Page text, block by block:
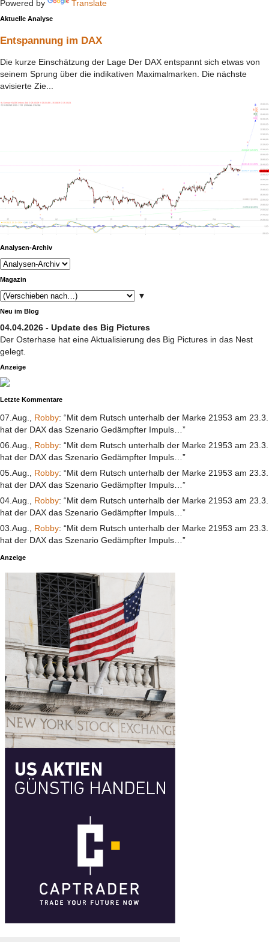
Powered by Translate
Aktuelle Analyse
Entspannung im DAX
Die kurze Einschätzung der Lage Der DAX entspannt sich etwas von
seinem Sprung über die indikativen Maximalmarken. Die nächste
avisierte Zie...
Analysen-Archiv
Magazin
▼
Neu im Blog
04.04.2026 - Update des Big Pictures
Der Osterhase hat eine Aktualisierung des Big Pictures in das Nest
gelegt.
Anzeige
Letzte Kommentare
07.Aug., Robby: “Mit dem Rutsch unterhalb der Marke 21953 am 23.3.
hat der DAX das Szenario Gedämpfter Impuls…”
06.Aug., Robby: “Mit dem Rutsch unterhalb der Marke 21953 am 23.3.
hat der DAX das Szenario Gedämpfter Impuls…”
05.Aug., Robby: “Mit dem Rutsch unterhalb der Marke 21953 am 23.3.
hat der DAX das Szenario Gedämpfter Impuls…”
04.Aug., Robby: “Mit dem Rutsch unterhalb der Marke 21953 am 23.3.
hat der DAX das Szenario Gedämpfter Impuls…”
03.Aug., Robby: “Mit dem Rutsch unterhalb der Marke 21953 am 23.3.
hat der DAX das Szenario Gedämpfter Impuls…”
Anzeige